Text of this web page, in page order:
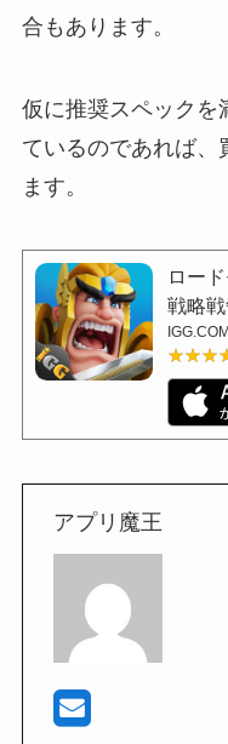
合もあります。
仮に推奨スペックを
ているのであれば、
ます。
ロー
戦略
IGG.COM
アプリ魔王